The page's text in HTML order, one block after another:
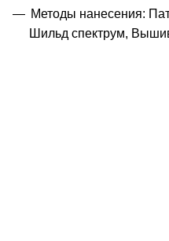
Методы нанесения:
Шильд спектрум,